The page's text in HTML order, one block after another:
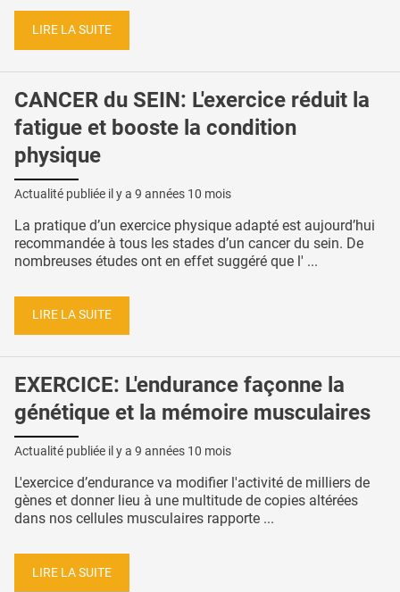
LIRE LA SUITE
CANCER du SEIN: L'exercice réduit la
fatigue et booste la condition
physique
Actualité publiée il y a 9 années 10 mois
La pratique d’un exercice physique adapté est aujourd’hui
recommandée à tous les stades d’un cancer du sein. De
nombreuses études ont en effet suggéré que l' ...
LIRE LA SUITE
EXERCICE: L'endurance façonne la
génétique et la mémoire musculaires
Actualité publiée il y a 9 années 10 mois
L'exercice d’endurance va modifier l'activité de milliers de
gènes et donner lieu à une multitude de copies altérées
dans nos cellules musculaires rapporte ...
LIRE LA SUITE